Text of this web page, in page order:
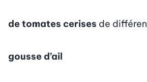
de tomates cerises de
gousse d’ail